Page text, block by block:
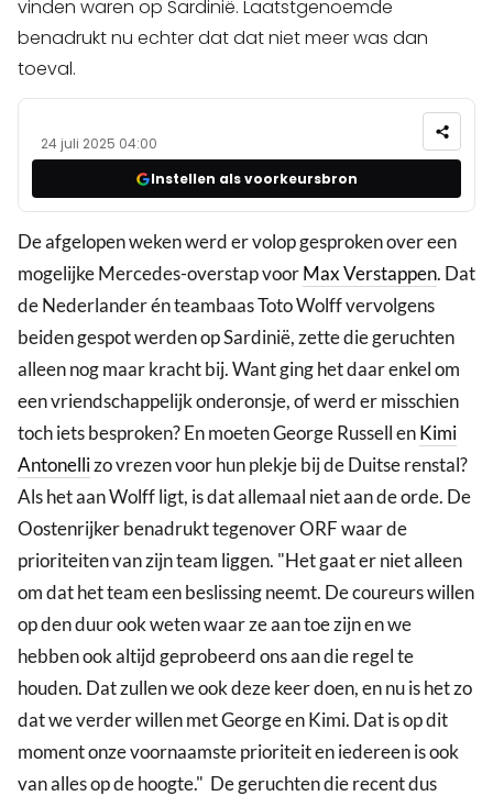
vinden waren op Sardinië. Laatstgenoemde
benadrukt nu echter dat dat niet meer was dan
toeval.
24 juli 2025 04:00
Instellen als voorkeursbron
De afgelopen weken werd er volop gesproken over een
mogelijke Mercedes-overstap voorMax Verstappen. Dat
de Nederlander én teambaas Toto Wolff vervolgens
beiden gespot werden op Sardinië, zette die geruchten
alleen nog maar kracht bij. Want ging het daar enkel om
een vriendschappelijk onderonsje, of werd er misschien
toch iets besproken? En moeten George Russell enKimi
Antonellizo vrezen voor hun plekje bij de Duitse renstal?
Als het aan Wolff ligt, is dat allemaal niet aan de orde. De
Oostenrijker benadrukt tegenover ORF waar de
prioriteiten van zijn team liggen. "Het gaat er niet alleen
om dat het team een beslissing neemt. De coureurs willen
op den duur ook weten waar ze aan toe zijn en we
hebben ook altijd geprobeerd ons aan die regel te
houden. Dat zullen we ook deze keer doen, en nu is het zo
dat we verder willen met George en Kimi. Dat is op dit
moment onze voornaamste prioriteit en iedereen is ook
van alles op de hoogte." De geruchten die recent dus